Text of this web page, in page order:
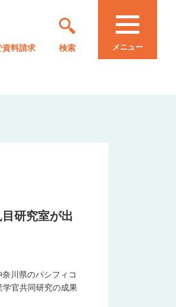
料請求 検索 メニュー
研究室が出
川県のパシフィコ
官共同研究の成果